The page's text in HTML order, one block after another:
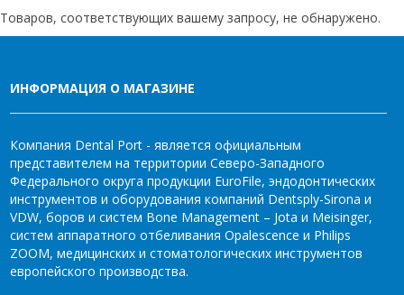
Товаров, соответствующих вашему запросу, не обнаружено.
ИНФОРМАЦИЯ О МАГАЗИНЕ
Компания Dental Port - является официальным
представителем на территории Северо-Западного
Федерального округа продукции EuroFile, эндодонтических
инструментов и оборудования компаний Dentsply-Sirona и
VDW, боров и систем Bone Management – Jota и Meisinger,
систем аппаратного отбеливания Opalescence и Philips
ZOOM, медицинских и стоматологических инструментов
европейского производства.